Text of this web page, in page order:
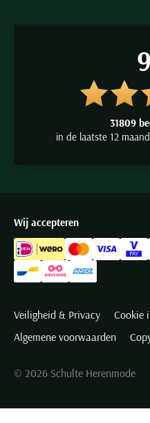
31809
in de laatste 12
Wij accepteren
Veiligheid & Privacy Cookie
Algemene voorwaarden
© 2026 Schulte Herenmode